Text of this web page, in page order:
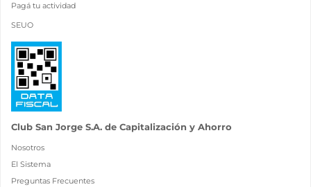
Pagá tu actividad
SEUO
Club San Jorge S.A. de Capitalización y Ahorro
Nosotros
El Sistema
Preguntas Frecuentes